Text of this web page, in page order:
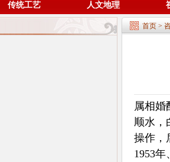
传统工艺
人文地理
首页>
属相婚
顺水，
操作，
1953年